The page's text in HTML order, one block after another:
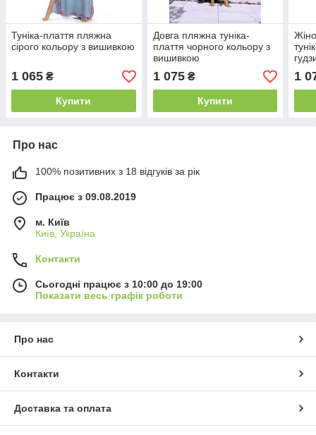
Туніка-плаття пляжна
сірого кольору з вишивкою
1 065 ₴
Купити
Довга пляжна туніка-
плаття чорного кольору з
вишивкою
1 075₴
Купити
1
Про нас
100% позитивних з 18 відгуків за рік
Працює з 09.08.2019
м. Київ
Київ, Україна
Контакти
Сьогодні працює з 10:00 до 19:00
Показати весь графік роботи
Про нас
Контакти
Доставка та оплата